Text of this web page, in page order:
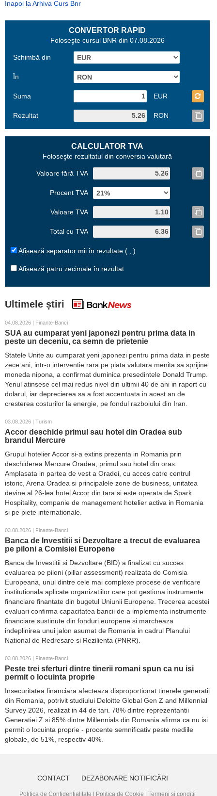
Inapoi la Arhiva Curs Bnr
CONVERTOR RAPID
Foloseşte cursul BNR din 07.08.2026
Schimbă din
În
Suma EUR
Rezultat RON
CALCULATOR TVA
Foloseşte rezultatul din conversia valutară
Valoare fără TVA
Procent TVA
Valoare TVA
Total cu TVA
Afișează separator mii în rezultate ( , )
Afișează patru zecimale în rezultat
Ultimele știri
04.08.2026 | Finante-Banci
SUA au cumparat yeni japonezi pentru prima data in
peste un deceniu, ca semn de prietenie
Statele Unite au cumparat yeni japonezi pentru prima data in peste
zece ani, intr-o interventie rara pe piata valutara menita sa sprijine
moneda nipona, a confirmat duminica presedintele Donald Trump.
Yenul atinsese cel mai redus nivel din ultimii 40 de ani in raport cu
dolarul, iar deprecierea sa a fost accentuata in acest an de
cresterea costurilor la energie, pe fondul razboiului din Iran.
03.08.2026 | Turism
Accor deschide primul sau hotel din Oradea sub
brandul Mercure
Grupul hotelier Accor si-a extins prezenta in Romania prin
deschiderea Mercure Oradea, primul sau hotel din oras.
Amplasata in partea de vest a Oradei, cu acces catre centrul
istoric, Arena Oradea si principalele zone de business, unitatea
devine al 26-lea hotel Accor din tara si este operata de Spark
Hospitality, companie de management hotelier activa in Romania
si pe piete internationale.
03.08.2026 | Finante-Banci
Banca de Investitii si Dezvoltare a trecut de evaluarea
pe piloni a Comisiei Europene
Banca de Investitii si Dezvoltare (BID) a finalizat cu succes
evaluarea pe piloni (pillar assessment) realizata de Comisia
Europeana, unul dintre cele mai complexe procese de verificare
institutionala aplicate organizatiilor care pot gestiona instrumente
financiare finantate din bugetul Uniunii Europene. Trecerea acestei
evaluari confirma capacitatea bancii de a implementa instrumente
financiare sustinute din fonduri europene si marcheaza
indeplinirea unui jalon asumat de Romania in cadrul Planului
National de Redresare si Rezilienta (PNRR).
03.08.2026 | Finante-Banci
Peste trei sferturi dintre tinerii romani spun ca nu isi
permit o locuinta proprie
Insecuritatea financiara afecteaza disproportionat tinerele generatii
din Romania, potrivit studiului Deloitte Global Gen Z and Millennial
Survey 2026, realizat in 44 de tari. 78% dintre reprezentantii
Generatiei Z si 85% dintre Millennials din Romania afirma ca nu isi
permit o locuinta proprie - procente semnificativ peste mediile
globale, de 51%, respectiv 40%.
CONTACT DEZABONARE NOTIFICĂRI
Politica de Confidențialitate Politica de Cookie Termeni și condiții